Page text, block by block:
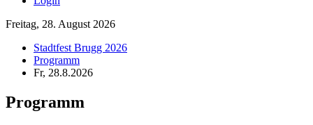
Freitag, 28. August 2026
Stadtfest Brugg 2026
Programm
Fr, 28.8.2026
Programm